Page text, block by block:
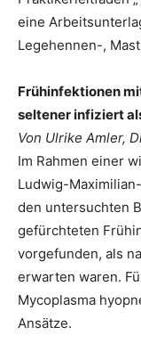
eine
Legehennen-,
Frühinfektionen
seltener infiziert
Von Ulrike Amler,
Im Rahmen einer
Ludwig-
den untersuchten
gefürchteten
vorgefunden, als
erwarten waren.
Mycoplasma
Ansätze.